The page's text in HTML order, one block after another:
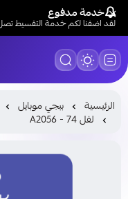
خدمة مدفوع
لقد اضفنا لكم خدمة التقسيط تصل الى ٦ دفعات
الرئيسية ببجي موبايل
لفل 74 - A2056